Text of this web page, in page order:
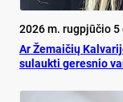
2026 m. rugpjūčio 5
Ar Že­mai­čių
su­lauk­ti ge­res­nio